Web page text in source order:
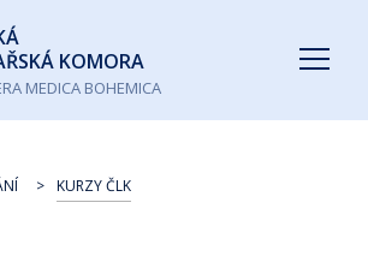
KOMORA
MEDICA BOHEMICA
KURZY ČLK